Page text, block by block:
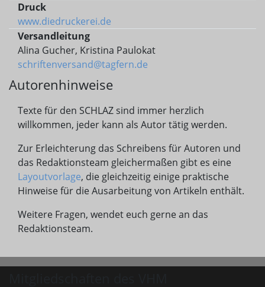
Druck
www.diedruckerei.de
Versandleitung
Alina Gucher, Kristina Paulokat
schriftenversand@tagfern.de
Autorenhinweise
Texte für den SCHLAZ sind immer herzlich
willkommen, jeder kann als Autor tätig werden.
Zur Erleichterung das Schreibens für Autoren und
das Redaktionsteam gleichermaßen gibt es eine
Layoutvorlage, die gleichzeitig einige praktische
Hinweise für die Ausarbeitung von Artikeln enthält.
Weitere Fragen, wendet euch gerne an das
Redaktionsteam.